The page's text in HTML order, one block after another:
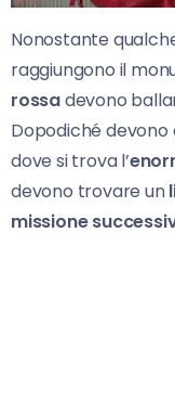
Nonostante
raggiungono il
rossadevono
Dopodiché
dove si trova l’
devono trovare un
missione